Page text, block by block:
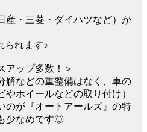
産・三菱・ダイハツなど）が
られます♪
アップ多数！＞
解などの重整備はなく、車の
やホイールなどの取り付け）
のが『オートアールズ』の特
少なめです◎